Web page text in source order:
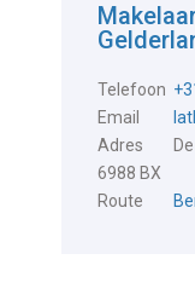
Telefoon
Email
Adres
6988 BX
Route